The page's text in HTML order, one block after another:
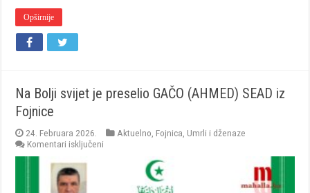
Opširnije
Na Bolji svijet je preselio GAČO (AHMED) SEAD iz
Fojnice
24. Februara 2026. Aktuelno Fojnica Umrli i dženaze
Komentari isključeni